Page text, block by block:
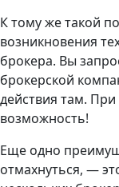
К тому же такой
возникновения
брокера. Вы
брокерской
действия там. При
возможность!
Еще одно
отмахнуться, —